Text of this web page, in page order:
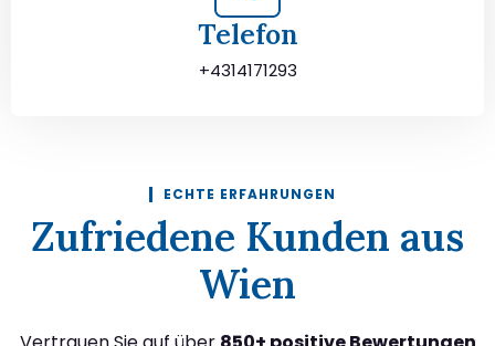
Telefon
+4314171293
ECHTE ERFAHRUNGEN
Zufriedene Kunden aus
Wien